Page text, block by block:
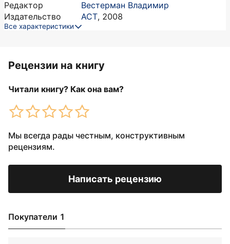
Редактор
Вестерман Владимир
Издательство
АСТ, 2008
Все характеристики
Рецензии на книгу
Читали книгу? Как она вам?
Мы всегда рады честным, конструктивным
рецензиям.
Написать рецензию
Покупатели 1